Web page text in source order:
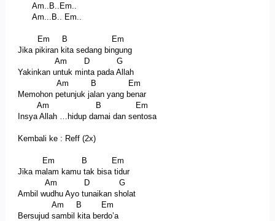
Am..B..Em..
Am...B.. Em..
Em B Em
Jika pikiran kita sedang bingung
Am D G
Yakinkan untuk minta pada Allah
Am B Em
Memohon petunjuk jalan yang benar
Am B Em
Insya Allah …hidup damai dan sentosa
Kembali ke : Reff (2x)
Em B Em
Jika malam kamu tak bisa tidur
Am D G
Ambil wudhu Ayo tunaikan sholat
Am B Em
Bersujud sambil kita berdo’a